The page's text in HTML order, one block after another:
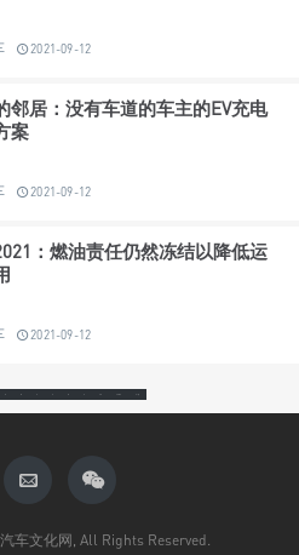
2021-09-12
邻居：没有车道的车主的EV充电
案
2021-09-12
：燃油责任仍然冻结以降低运
2021-09-12
车文化网, All Rights Reserved.